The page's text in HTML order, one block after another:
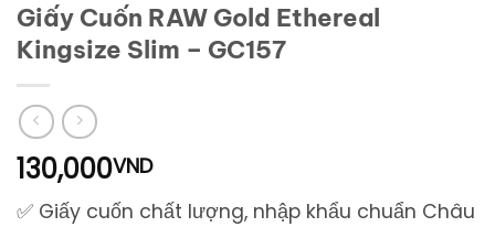
Giấy Cuốn RAW Gold Ethereal
Kingsize Slim – GC157
130,000VND
✅ Giấy cuốn chất lượng, nhập khẩu chuẩn Châu